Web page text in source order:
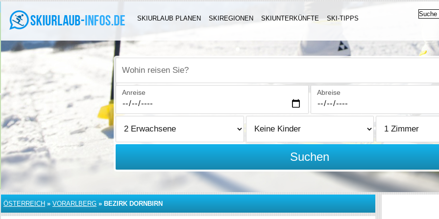
SKIURLAUB PLANEN SKIREGIONEN SKIUNTERKÜNFTE SKI-TIPPS
Wohin reisen Sie?
Anreise Abreise
Suchen
ÖSTERREICH » VORARLBERG » BEZIRK DORNBIRN